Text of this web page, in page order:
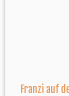
Franzi auf